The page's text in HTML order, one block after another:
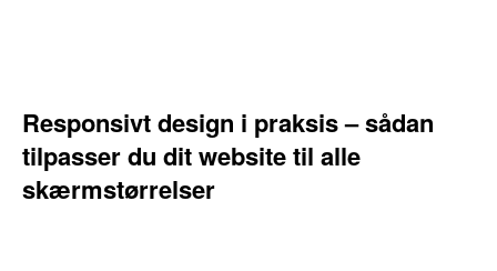
Responsivt design i praksis – sådan
tilpasser du dit website til alle
skærmstørrelser